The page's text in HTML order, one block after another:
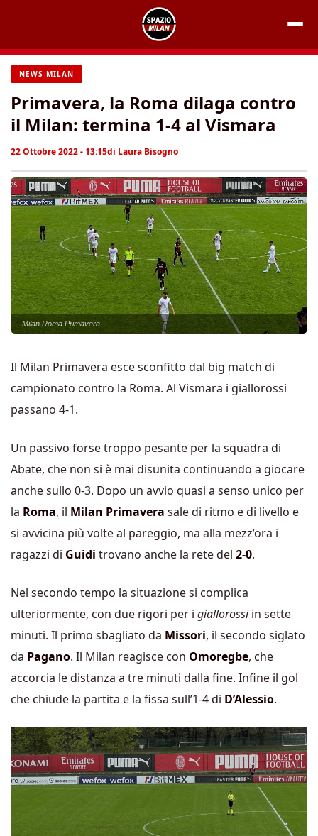
contenuto
NEWS MILAN
Primavera, la Roma dilaga contro
il Milan: termina 1-4 al Vismara
22 Ottobre 2022 - 13:15di Laura Bisogno
Milan Roma Primavera
Il Milan Primavera esce sconfitto dal big match di
campionato contro la Roma. Al Vismara i giallorossi
passano 4-1.
Un passivo forse troppo pesante per la squadra di
Abate, che non si è mai disunita continuando a giocare
anche sullo 0-3. Dopo un avvio quasi a senso unico per
la Roma, il Milan Primavera sale di ritmo e di livello e
si avvicina più volte al pareggio, ma alla mezz’ora i
ragazzi di Guidi trovano anche la rete del 2-0.
Nel secondo tempo la situazione si complica
ulteriormente, con due rigori per i giallorossiin sette
minuti. Il primo sbagliato da Missori, il secondo siglato
da Pagano. Il Milan reagisce con Omoregbe, che
accorcia le distanza a tre minuti dalla fine. Infine il gol
che chiude la partita e la fissa sull’1-4 di D’Alessio.